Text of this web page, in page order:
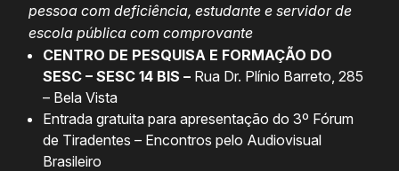
pessoa com deficiência, estudante e servidor de
escola pública com comprovante
CENTRO DE PESQUISA E FORMAÇÃO DO
SESC – SESC 14 BIS – Rua Dr. Plínio Barreto, 285
– Bela Vista
Entrada gratuita para apresentação do 3º Fórum
de Tiradentes – Encontros pelo Audiovisual
Brasileiro